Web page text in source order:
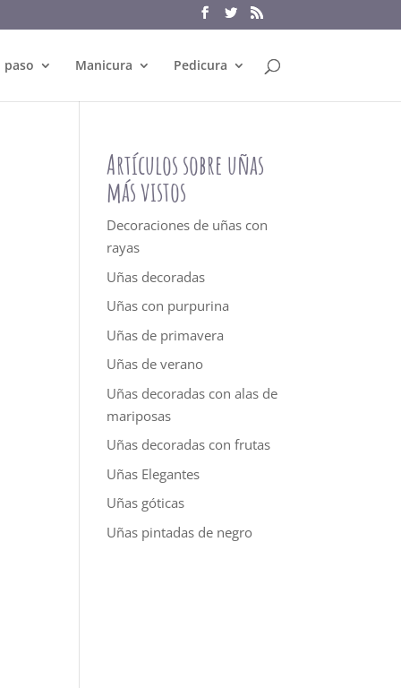
paso Manicura Pedicura
Artículos sobre uñas
más vistos
Decoraciones de uñas con
rayas
Uñas decoradas
Uñas con purpurina
Uñas de primavera
Uñas de verano
Uñas decoradas con alas de
mariposas
Uñas decoradas con frutas
Uñas Elegantes
Uñas góticas
Uñas pintadas de negro